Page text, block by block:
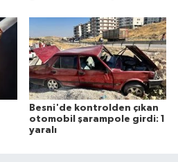
Besni'de kontrolden çıkan
otomobil şarampole girdi: 1
yaralı